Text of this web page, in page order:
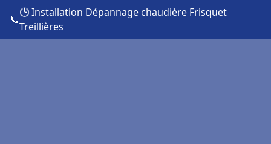
📞
🕒 Installation Dépannage chaudière Frisquet
Treillières